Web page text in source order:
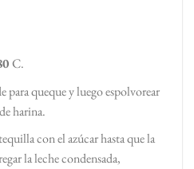
C.
queque y luego espolvorear
harina.
con el azúcar hasta que la
la leche condensada,